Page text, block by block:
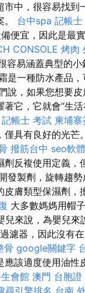
市中，很容易找到
。 台中spa 記帳
便宜，因此是最
CONSOLE 烤肉
容易涵蓋典型的
是一種防水產品
說，如果您想要
著它，它就會“生
記帳士 考試 柬埔寨
具有良好的光芒
撥筋台中 seo軟體
反複使用定義，
發製劑，旋轉趨勢
皮膚類型保濕劑，
大多數媽媽用帽
兒來說，為嬰兒來
濾器，因此沒有
骨 google關鍵字
該適度使用油性
會館 澳門 台胞證
尋引擎排名 台南